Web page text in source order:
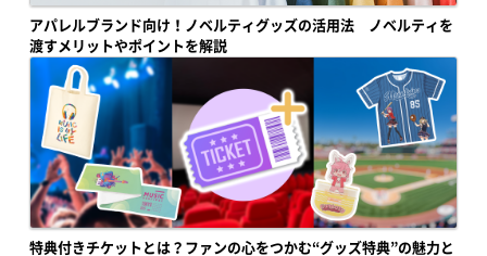
アパレルブランド向け！ノベルティグッズの活用法 ノベルティを
渡すメリットやポイントを解説
特典付きチケットとは？ファンの心をつかむ“グッズ特典”の魅力と